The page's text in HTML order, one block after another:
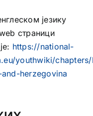
језику
страници
https://national-
youthwiki/
herzegovina